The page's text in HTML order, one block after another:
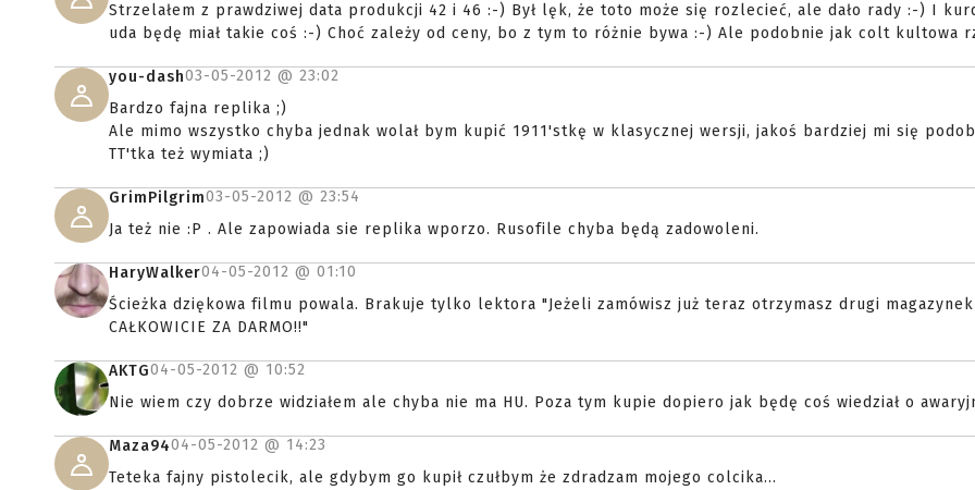
Strzelałem z prawdziwej data produkcji 42 i 46 :-) Był lęk, że toto może się rozlecieć, ale dało rady :-) I
uda będę miał takie coś :-) Choć zależy od ceny, bo z tym to różnie bywa :-) Ale podobnie jak colt kultowa
you-dash03-05-2012 @ 23:02
Bardzo fajna replika ;)
Ale mimo wszystko chyba jednak wolał bym kupić 1911'stkę w klasycznej wersji, jakoś bardziej mi się
TT'tka też wymiata ;)
GrimPilgrim03-05-2012 @ 23:54
Ja też nie :P . Ale zapowiada sie replika wporzo. Rusofile chyba będą zadowoleni.
HaryWalker04-05-2012 @ 01:10
Ścieżka dziękowa filmu powala. Brakuje tylko lektora "Jeżeli zamówisz już teraz otrzymasz drugi magazynek
CAŁKOWICIE ZA DARMO!!"
AKTG04-05-2012 @ 10:52
Nie wiem czy dobrze widziałem ale chyba nie ma HU. Poza tym kupie dopiero jak będę coś wiedział o
Maza9404-05-2012 @ 14:23
Teteka fajny pistolecik, ale gdybym go kupił czułbym że zdradzam mojego colcika...